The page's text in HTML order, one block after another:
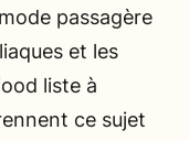
passagère
et les
liste à
ce sujet